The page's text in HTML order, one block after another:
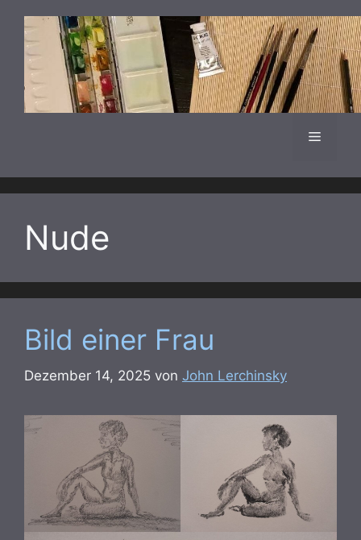
Inhalt
springen
Menü
Nude
Bild einer Frau
Dezember 14, 2025 von John Lerchinsky